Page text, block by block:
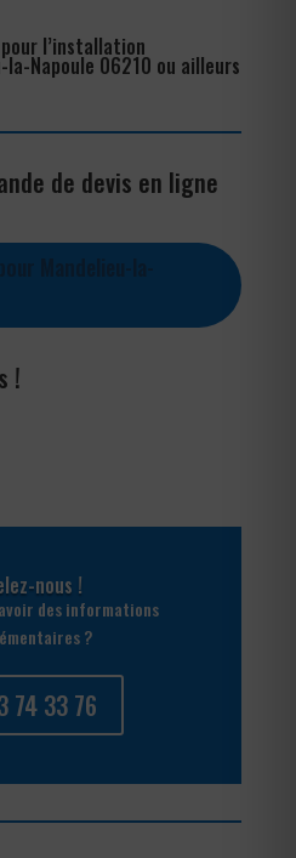
l’installation
Napoule 06210 ou ailleurs
de devis en ligne
!
nous !
des informations
?
74 33 76